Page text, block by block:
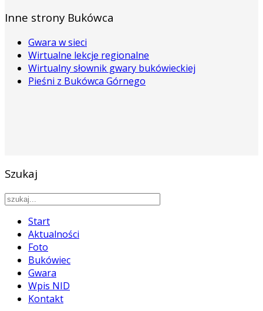
Inne strony Bukówca
Gwara w sieci
Wirtualne lekcje regionalne
Wirtualny słownik gwary bukówieckiej
Pieśni z Bukówca Górnego
Szukaj
Start
Aktualności
Foto
Bukówiec
Gwara
Wpis NID
Kontakt